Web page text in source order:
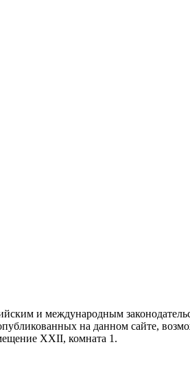
и международным
на данном сайте,
XXII, комната 1.